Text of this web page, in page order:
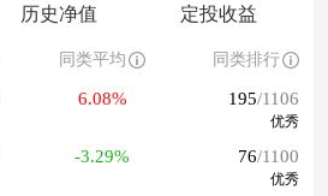
历史净值 定投收益
同类平均 同类排行
6.08% 195/1106
优秀
-3.29% 76/1100
优秀